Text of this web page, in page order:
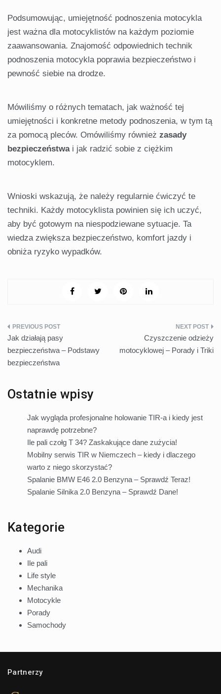
Podsumowując, umiejętność podnoszenia motocykla
jest ważna dla motocyklistów na każdym poziomie
zaawansowania. Znajomość odpowiednich technik
podnoszenia motocykla poprawia bezpieczeństwo i
pewność siebie na drodze.
Mówiliśmy o różnych tematach, jak ważność tej
umiejętności i konkretne metody podnoszenia, w tym tą
za pomocą pleców. Omówiliśmy również zasady
bezpieczeństwai jak radzić sobie z ciężkim
motocyklem.
Wnioski wskazują, że należy regularnie ćwiczyć te
techniki. Każdy motocyklista powinien się ich uczyć,
aby być gotowym na niespodziewane sytuacje. Ta
wiedza zwiększa bezpieczeństwo, komfort jazdy i
obniża ryzyko wypadków.
Nawigacja
wpisu
Jak działają pasy
bezpieczeństwa – Podstawy
bezpieczeństwa
Czyszczenie odzieży
motocyklowej – Porady i Triki
Ostatnie wpisy
Jak wygląda profesjonalne holowanie TIR-a i kiedy jest
naprawdę potrzebne?
Ile pali czołg T 34? Zaskakujące dane zużycia!
Mobilny serwis TIR w Niemczech – kiedy i dlaczego
warto z niego skorzystać?
Spalanie BMW E46 2.0 Benzyna – Sprawdź Teraz!
Spalanie Silnika 2.0 Benzyna – Sprawdź Dane!
Kategorie
Audi
Ile pali
Life style
Mechanika
Motocykle
Porady
Samochody
Partnerzy